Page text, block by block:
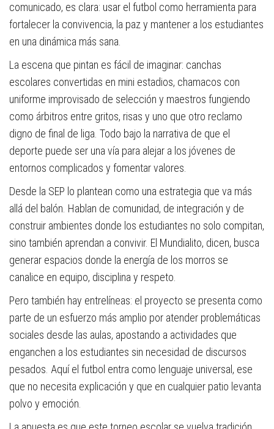
comunicado, es clara: usar el futbol como herramienta para
fortalecer la convivencia, la paz y mantener a los estudiantes
en una dinámica más sana.
La escena que pintan es fácil de imaginar: canchas
escolares convertidas en mini estadios, chamacos con
uniforme improvisado de selección y maestros fungiendo
como árbitros entre gritos, risas y uno que otro reclamo
digno de final de liga. Todo bajo la narrativa de que el
deporte puede ser una vía para alejar a los jóvenes de
entornos complicados y fomentar valores.
Desde la SEP lo plantean como una estrategia que va más
allá del balón. Hablan de comunidad, de integración y de
construir ambientes donde los estudiantes no solo compitan,
sino también aprendan a convivir. El Mundialito, dicen, busca
generar espacios donde la energía de los morros se
canalice en equipo, disciplina y respeto.
Pero también hay entrelíneas: el proyecto se presenta como
parte de un esfuerzo más amplio por atender problemáticas
sociales desde las aulas, apostando a actividades que
enganchen a los estudiantes sin necesidad de discursos
pesados. Aquí el futbol entra como lenguaje universal, ese
que no necesita explicación y que en cualquier patio levanta
polvo y emoción.